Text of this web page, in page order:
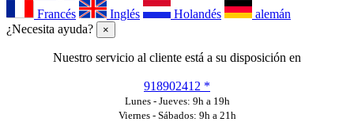
Francés
Inglés Holandés
alemán
¿Necesita ayuda?
×
Nuestro servicio al cliente está a su disposición en
918902412 *
Lunes - Jueves: 9h a 19h
Viernes - Sábados: 9h a 21h